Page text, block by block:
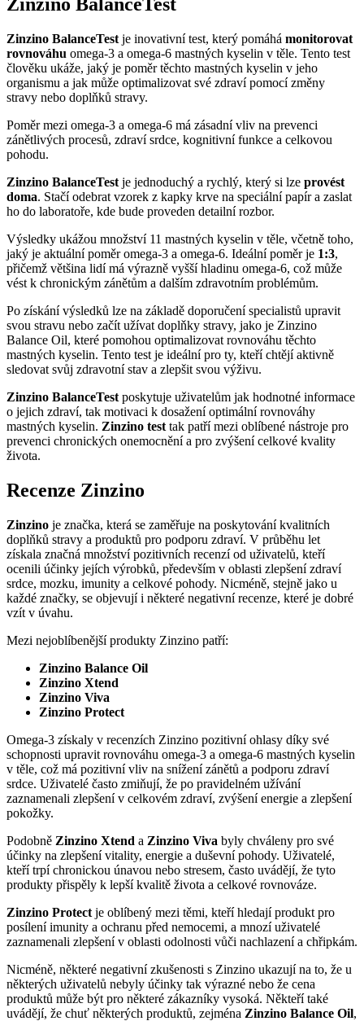
Zinzino BalanceTest je inovativní test, který pomáhá monitorovat
rovnováhu omega-3 a omega-6 mastných kyselin v těle. Tento test
člověku ukáže, jaký je poměr těchto mastných kyselin v jeho
organismu a jak může optimalizovat své zdraví pomocí změny
stravy nebo doplňků stravy.
Poměr mezi omega-3 a omega-6 má zásadní vliv na prevenci
zánětlivých procesů, zdraví srdce, kognitivní funkce a celkovou
pohodu.
Zinzino BalanceTest je jednoduchý a rychlý, který si lze provést
doma. Stačí odebrat vzorek z kapky krve na speciální papír a zaslat
ho do laboratoře, kde bude proveden detailní rozbor.
Výsledky ukážou množství 11 mastných kyselin v těle, včetně toho,
jaký je aktuální poměr omega-3 a omega-6. Ideální poměr je 1:3,
přičemž většina lidí má výrazně vyšší hladinu omega-6, což může
vést k chronickým zánětům a dalším zdravotním problémům.
Po získání výsledků lze na základě doporučení specialistů upravit
svou stravu nebo začít užívat doplňky stravy, jako je Zinzino
Balance Oil, které pomohou optimalizovat rovnováhu těchto
mastných kyselin. Tento test je ideální pro ty, kteří chtějí aktivně
sledovat svůj zdravotní stav a zlepšit svou výživu.
Zinzino BalanceTest poskytuje uživatelům jak hodnotné informace
o jejich zdraví, tak motivaci k dosažení optimální rovnováhy
mastných kyselin. Zinzino test tak patří mezi oblíbené nástroje pro
prevenci chronických onemocnění a pro zvýšení celkové kvality
života.
Recenze Zinzino
Zinzino je značka, která se zaměřuje na poskytování kvalitních
doplňků stravy a produktů pro podporu zdraví. V průběhu let
získala značná množství pozitivních recenzí od uživatelů, kteří
ocenili účinky jejích výrobků, především v oblasti zlepšení zdraví
srdce, mozku, imunity a celkové pohody. Nicméně, stejně jako u
každé značky, se objevují i některé negativní recenze, které je dobré
vzít v úvahu.
Mezi nejoblíbenější produkty Zinzino patří:
Zinzino Balance Oil
Zinzino Xtend
Zinzino Viva
Zinzino Protect
Omega-3 získaly v recenzích Zinzino pozitivní ohlasy díky své
schopnosti upravit rovnováhu omega-3 a omega-6 mastných kyselin
v těle, což má pozitivní vliv na snížení zánětů a podporu zdraví
srdce. Uživatelé často zmiňují, že po pravidelném užívání
zaznamenali zlepšení v celkovém zdraví, zvýšení energie a zlepšení
pokožky.
Podobně Zinzino Xtend a Zinzino Viva byly chváleny pro své
účinky na zlepšení vitality, energie a duševní pohody. Uživatelé,
kteří trpí chronickou únavou nebo stresem, často uvádějí, že tyto
produkty přispěly k lepší kvalitě života a celkové rovnováze.
Zinzino Protect je oblíbený mezi těmi, kteří hledají produkt pro
posílení imunity a ochranu před nemocemi, a mnozí uživatelé
zaznamenali zlepšení v oblasti odolnosti vůči nachlazení a chřipkám.
Nicméně, některé negativní zkušenosti s Zinzino ukazují na to, že u
některých uživatelů nebyly účinky tak výrazné nebo že cena
produktů může být pro některé zákazníky vysoká. Někteří také
uvádějí, že chuť některých produktů, zejména Zinzino Balance Oil,